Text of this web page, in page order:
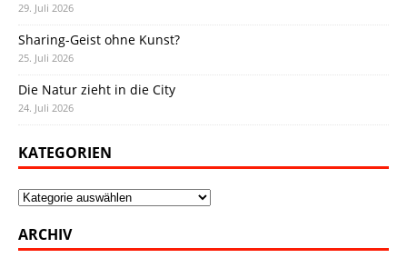
29. Juli 2026
Sharing-Geist ohne Kunst?
25. Juli 2026
Die Natur zieht in die City
24. Juli 2026
KATEGORIEN
Kategorien
ARCHIV